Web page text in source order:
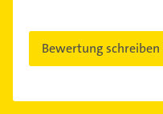
Bewertung schreiben